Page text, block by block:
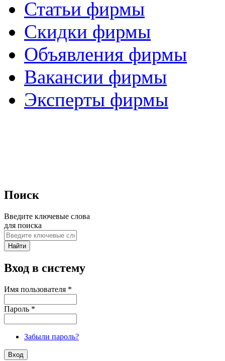
Статьи фирмы
Скидки фирмы
Объявления фирмы
Вакансии фирмы
Эксперты фирмы
Поиск
Введите ключевые слова
для поиска
Вход в систему
Имя пользователя *
Пароль *
Забыли пароль?